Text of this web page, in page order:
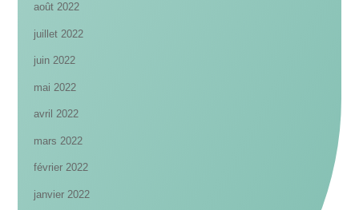
août 2022
juillet 2022
juin 2022
mai 2022
avril 2022
mars 2022
février 2022
janvier 2022